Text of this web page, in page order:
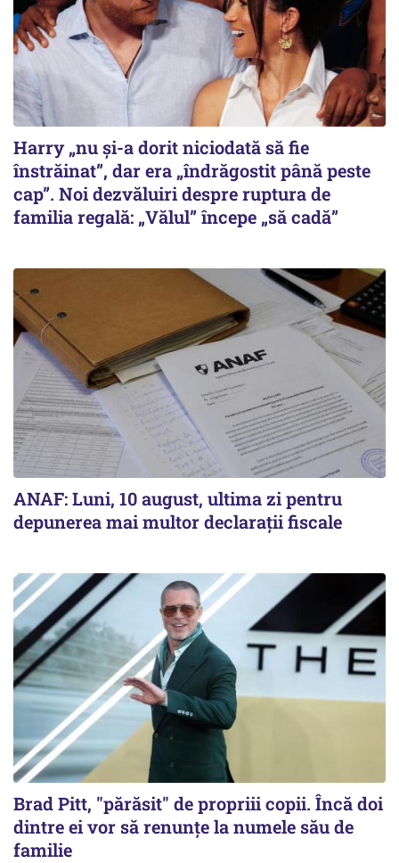
Harry „nu și-a dorit niciodată să fie
înstrăinat”, dar era „îndrăgostit până peste
cap”. Noi dezvăluiri despre ruptura de
familia regală: „Vălul” începe „să cadă”
ANAF: Luni, 10 august, ultima zi pentru
depunerea mai multor declarații fiscale
Brad Pitt, "părăsit" de propriii copii. Încă doi
dintre ei vor să renunțe la numele său de
familie